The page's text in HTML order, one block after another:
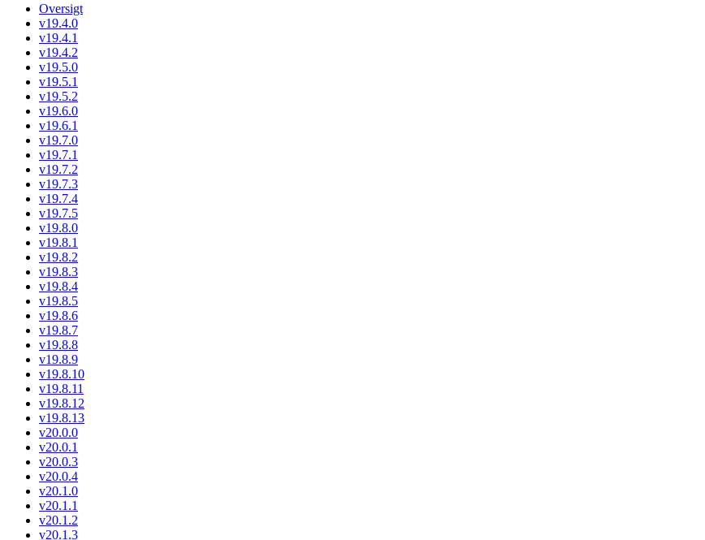
Oversigt
v19.4.0
v19.4.1
v19.4.2
v19.5.0
v19.5.1
v19.5.2
v19.6.0
v19.6.1
v19.7.0
v19.7.1
v19.7.2
v19.7.3
v19.7.4
v19.7.5
v19.8.0
v19.8.1
v19.8.2
v19.8.3
v19.8.4
v19.8.5
v19.8.6
v19.8.7
v19.8.8
v19.8.9
v19.8.10
v19.8.11
v19.8.12
v19.8.13
v20.0.0
v20.0.1
v20.0.3
v20.0.4
v20.1.0
v20.1.1
v20.1.2
v20.1.3